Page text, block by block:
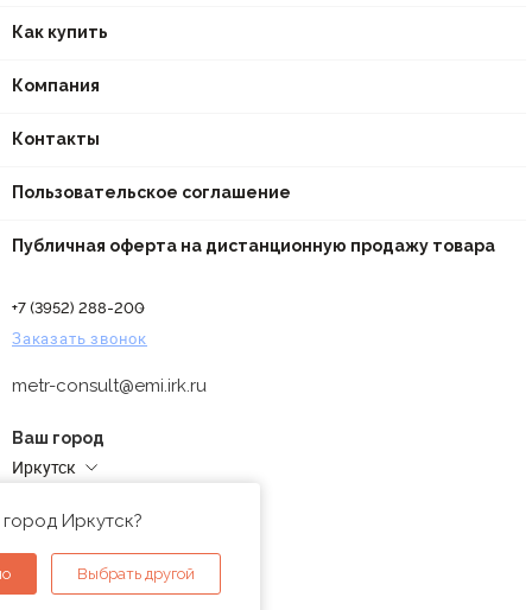
Как купить
Компания
Контакты
Пользовательское соглашение
Публичная оферта на дистанционную продажу товара
+7 (3952) 288-200
Заказать звонок
metr-consult@emi.irk.ru
Ваш город
Иркутск
Иркутск?
Выбрать другой